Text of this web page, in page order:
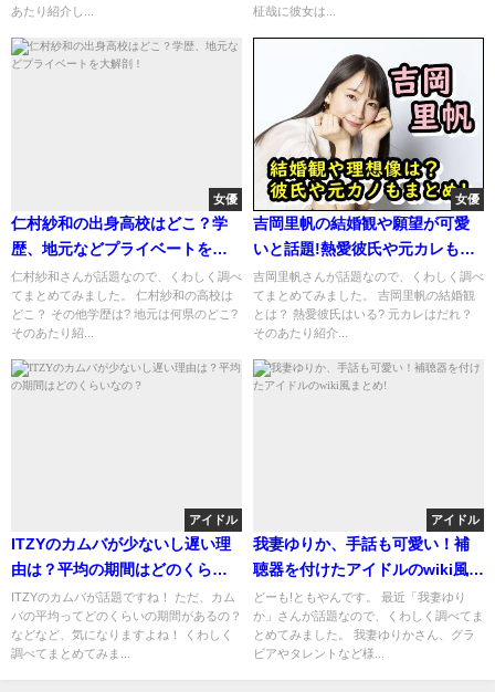
あたり紹介し...
柾哉に彼女は...
女優
仁村紗和の出身高校はどこ？学
歴、地元などプライベートを大
解剖！
仁村紗和さんが話題なので、くわしく調べ
てまとめてみました。 仁村紗和の高校は
どこ？ その他学歴は? 地元は何県のどこ?
そのあたり紹...
女優
吉岡里帆の結婚観や願望が可愛
いと話題!熱愛彼氏や元カレも暴
露!
吉岡里帆さんが話題なので、くわしく調べ
てまとめてみました。 吉岡里帆の結婚観
とは？ 熱愛彼氏はいる? 元カレはだれ？
そのあたり紹介...
アイドル
ITZYのカムバが少ないし遅い理
由は？平均の期間はどのくらい
なの？
ITZYのカムバが話題ですね！ ただ、カム
バの平均ってどのくらいの期間があるの？
などなど、気になりますよね！ くわしく
調べてまとめてみま...
アイドル
我妻ゆりか、手話も可愛い！補
聴器を付けたアイドルのwiki風ま
とめ!
どーも!ともやんです。 最近「我妻ゆり
か」さんが話題なので、くわしく調べてま
とめてみました。 我妻ゆりかさん、グラ
ビアやタレントなど様...